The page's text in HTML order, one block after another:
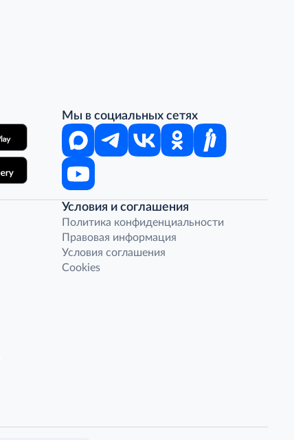
Мы в социальных сетях
Условия и соглашения
Политика конфиденциальности
Правовая информация
Условия соглашения
Cookies